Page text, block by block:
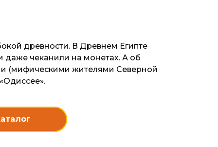
древности. В Древнем Египте
даже чеканили на монетах. А об
(мифическими жителями Северной